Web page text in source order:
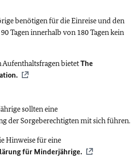
benötigen für die Einreise und den
Tagen innerhalb von 180 Tagen kein
bietetThe
sollten eine
der Sorgeberechtigten mit sich führen.
Hinweise für eine
für Minderjährige.